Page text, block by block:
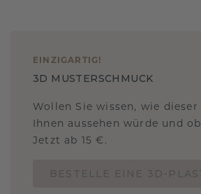
EINZIGARTIG !
3D MUSTERSCHMUCK
Wollen Sie wissen, wie dieser
Ihnen aussehen würde und
Jetzt ab 15 €.